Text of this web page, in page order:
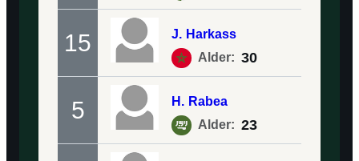
15 J. Harkass
Alder: 30
5 H. Rabea
Alder: 23